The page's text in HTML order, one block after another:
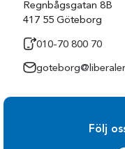
Regnbågsgatan 8B
417 55 Göteborg
010-70 800 70
Följ